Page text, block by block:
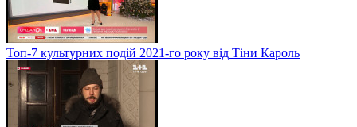
Топ-7 культурних подій 2021-го року від Тіни Кароль